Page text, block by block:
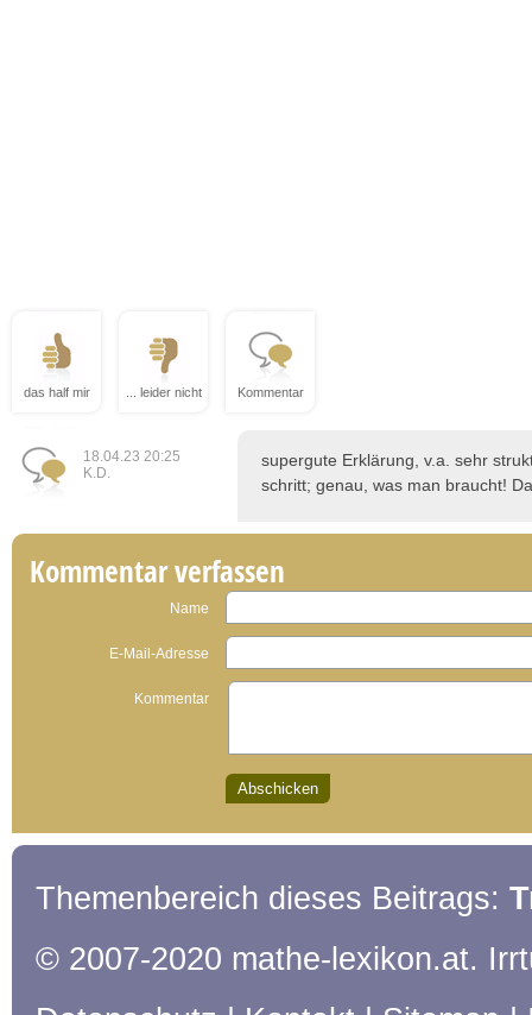
das half mir ... leider nicht Kommentar
18.04.23 20:25
K.D.
supergute Erklärung, v.a. sehr
schritt; genau, was man braucht!
Kommentar verfassen
Name
E-Mail-Adresse
Kommentar
Themenbereich dieses Beitrags:
© 2007-2020 mathe-lexikon.at.